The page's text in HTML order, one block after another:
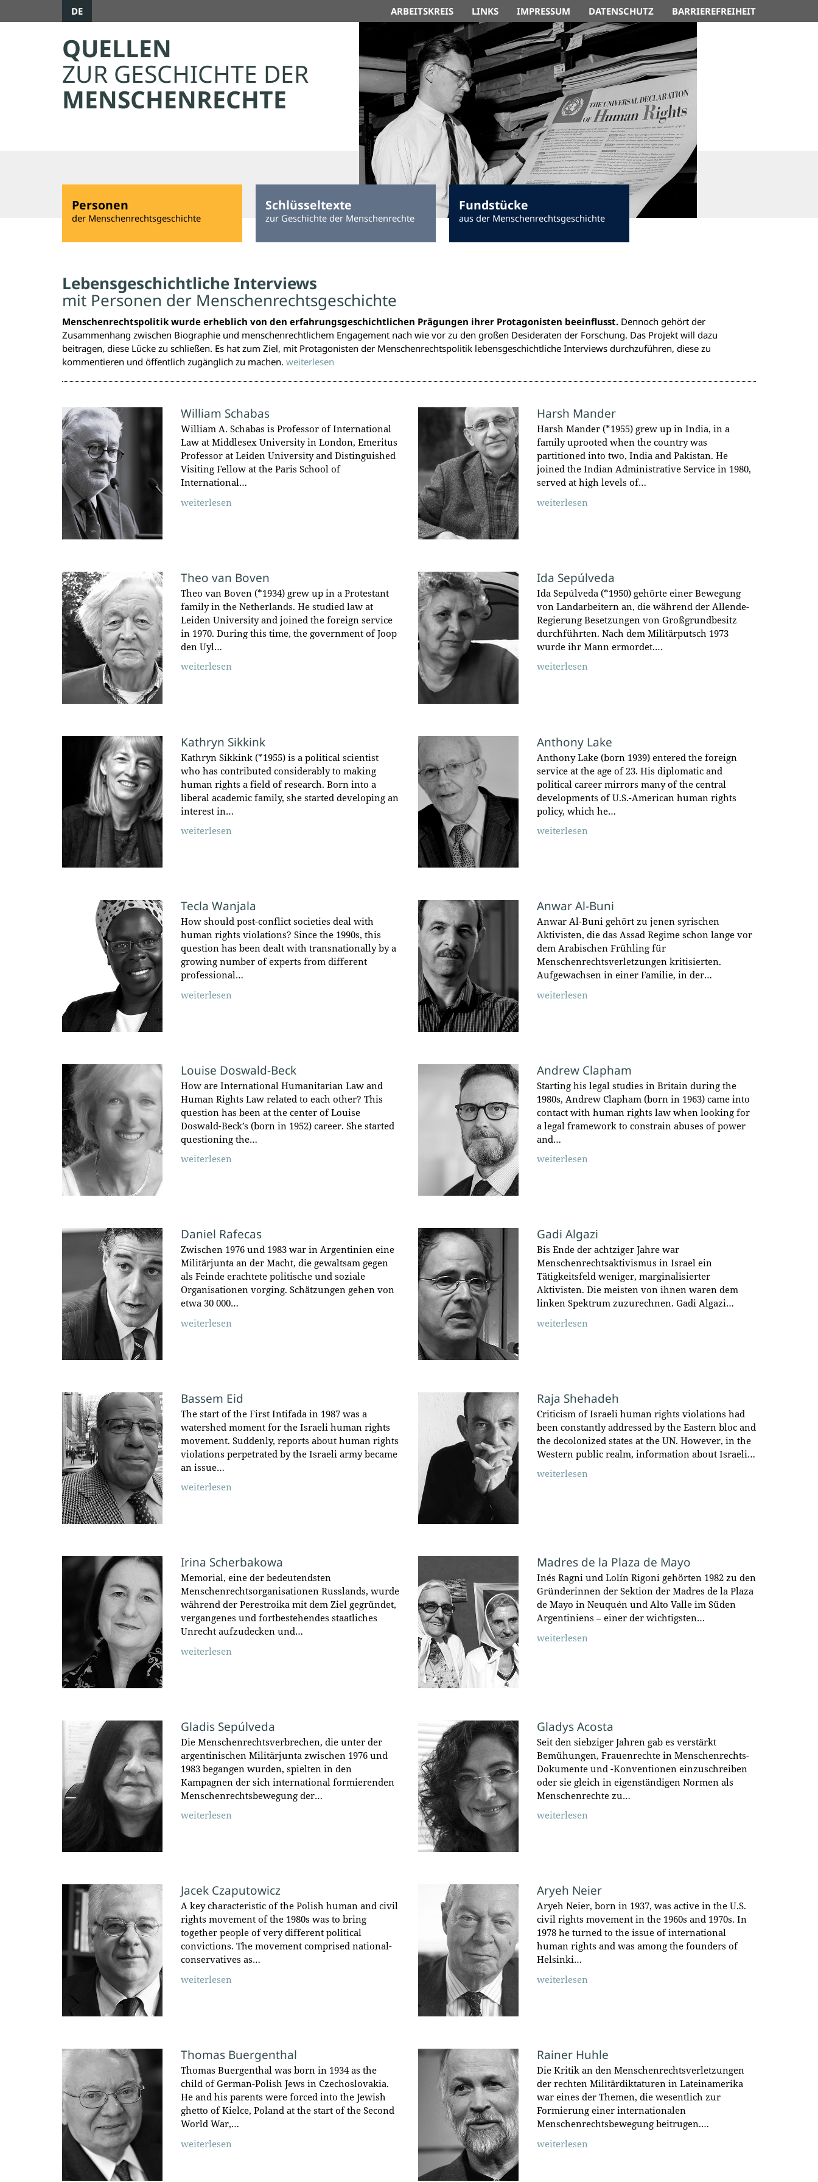
DE ARBEITSKREIS LINKS IMPRESSUM DATENSCHUTZ BARRIEREFREIHEIT
QUELLEN
ZUR GESCHICHTE DER
MENSCHENRECHTE
Personen
der Menschenrechtsgeschichte
Schlüsseltexte
zur Geschichte der Menschenrechte
Fundstücke
aus der Menschenrechtsgeschichte
Lebensgeschichtliche Interviews
mit Personen der Menschenrechtsgeschichte
Menschenrechtspolitik wurde erheblich von den erfahrungsgeschichtlichen Prägungen ihrer Protagonisten beeinflusst. Dennoch gehört der
Zusammenhang zwischen Biographie und menschenrechtlichem Engagement nach wie vor zu den großen Desideraten der Forschung. Das Projekt will dazu
beitragen, diese Lücke zu schließen. Es hat zum Ziel, mit Protagonisten der Menschenrechtspolitik lebensgeschichtliche Interviews durchzuführen, diese zu
kommentieren und öffentlich zugänglich zu machen. weiterlesen
William Schabas
William A. Schabas is Professor of International
Law at Middlesex University in London, Emeritus
Professor at Leiden University and Distinguished
Visiting Fellow at the Paris School of
International…
weiterlesen
Harsh Mander
Harsh Mander (*1955) grew up in India, in a
family uprooted when the country was
partitioned into two, India and Pakistan. He
joined the Indian Administrative Service in 1980,
served at high levels of…
weiterlesen
Theo van Boven
Theo van Boven (*1934) grew up in a Protestant
family in the Netherlands. He studied law at
Leiden University and joined the foreign service
in 1970. During this time, the government of Joop
den Uyl…
weiterlesen
Ida Sepúlveda
Ida Sepúlveda (*1950) gehörte einer Bewegung
von Landarbeitern an, die während der Allende-
Regierung Besetzungen von Großgrundbesitz
durchführten. Nach dem Militärputsch 1973
wurde ihr Mann ermordet.…
weiterlesen
Kathryn Sikkink
Kathryn Sikkink (*1955) is a political scientist
who has contributed considerably to making
human rights a field of research. Born into a
liberal academic family, she started developing an
interest in…
weiterlesen
Anthony Lake
Anthony Lake (born 1939) entered the foreign
service at the age of 23. His diplomatic and
political career mirrors many of the central
developments of U.S.-American human rights
policy, which he…
weiterlesen
Tecla Wanjala
How should post-conflict societies deal with
human rights violations? Since the 1990s, this
question has been dealt with transnationally by a
growing number of experts from different
professional…
weiterlesen
Anwar Al-Buni
Anwar Al-Buni gehört zu jenen syrischen
Aktivisten, die das Assad Regime schon lange vor
dem Arabischen Frühling für
Menschenrechtsverletzungen kritisierten.
Aufgewachsen in einer Familie, in der…
weiterlesen
Louise Doswald-Beck
How are International Humanitarian Law and
Human Rights Law related to each other? This
question has been at the center of Louise
Doswald-Beck’s (born in 1952) career. She started
questioning the…
weiterlesen
Andrew Clapham
Starting his legal studies in Britain during the
1980s, Andrew Clapham (born in 1963) came into
contact with human rights law when looking for
a legal framework to constrain abuses of power
and…
weiterlesen
Daniel Rafecas
Zwischen 1976 und 1983 war in Argentinien eine
Militärjunta an der Macht, die gewaltsam gegen
als Feinde erachtete politische und soziale
Organisationen vorging. Schätzungen gehen von
etwa 30 000…
weiterlesen
Gadi Algazi
Bis Ende der achtziger Jahre war
Menschenrechtsaktivismus in Israel ein
Tätigkeitsfeld weniger, marginalisierter
Aktivisten. Die meisten von ihnen waren dem
linken Spektrum zuzurechnen. Gadi Algazi…
weiterlesen
Bassem Eid
The start of the First Intifada in 1987 was a
watershed moment for the Israeli human rights
movement. Suddenly, reports about human rights
violations perpetrated by the Israeli army became
an issue…
weiterlesen
Raja Shehadeh
Criticism of Israeli human rights violations had
been constantly addressed by the Eastern bloc and
the decolonized states at the UN. However, in the
Western public realm, information about Israeli…
weiterlesen
Irina Scherbakowa
Memorial, eine der bedeutendsten
Menschenrechtsorganisationen Russlands, wurde
während der Perestroika mit dem Ziel gegründet,
vergangenes und fortbestehendes staatliches
Unrecht aufzudecken und…
weiterlesen
Madres de la Plaza de Mayo
Inés Ragni und Lolín Rigoni gehörten 1982 zu den
Gründerinnen der Sektion der Madres de la Plaza
de Mayo in Neuquén und Alto Valle im Süden
Argentiniens – einer der wichtigsten…
weiterlesen
Gladis Sepúlveda
Die Menschenrechtsverbrechen, die unter der
argentinischen Militärjunta zwischen 1976 und
1983 begangen wurden, spielten in den
Kampagnen der sich international formierenden
Menschenrechtsbewegung der…
weiterlesen
Gladys Acosta
Seit den siebziger Jahren gab es verstärkt
Bemühungen, Frauenrechte in Menschenrechts-
Dokumente und -Konventionen einzuschreiben
oder sie gleich in eigenständigen Normen als
Menschenrechte zu…
weiterlesen
Jacek Czaputowicz
A key characteristic of the Polish human and civil
rights movement of the 1980s was to bring
together people of very different political
convictions. The movement comprised national-
conservatives as…
weiterlesen
Aryeh Neier
Aryeh Neier, born in 1937, was active in the U.S.
civil rights movement in the 1960s and 1970s. In
1978 he turned to the issue of international
human rights and was among the founders of
Helsinki…
weiterlesen
Thomas Buergenthal
Thomas Buergenthal was born in 1934 as the
child of German-Polish Jews in Czechoslovakia.
He and his parents were forced into the Jewish
ghetto of Kielce, Poland at the start of the Second
World War,…
weiterlesen
Rainer Huhle
Die Kritik an den Menschenrechtsverletzungen
der rechten Militärdiktaturen in Lateinamerika
war eines der Themen, die wesentlich zur
Formierung einer internationalen
Menschenrechtsbewegung beitrugen.…
weiterlesen